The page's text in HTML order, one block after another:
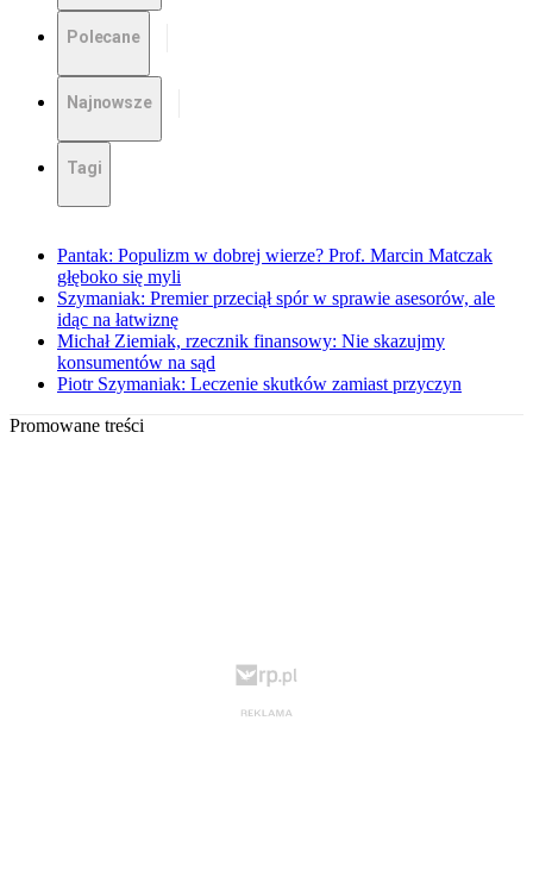
Polecane
Najnowsze
Tagi
Pantak: Populizm w dobrej wierze? Prof. Marcin Matczak
głęboko się myli
Szymaniak: Premier przeciął spór w sprawie asesorów, ale
idąc na łatwiznę
Michał Ziemiak, rzecznik finansowy: Nie skazujmy
konsumentów na sąd
Piotr Szymaniak: Leczenie skutków zamiast przyczyn
Promowane treści